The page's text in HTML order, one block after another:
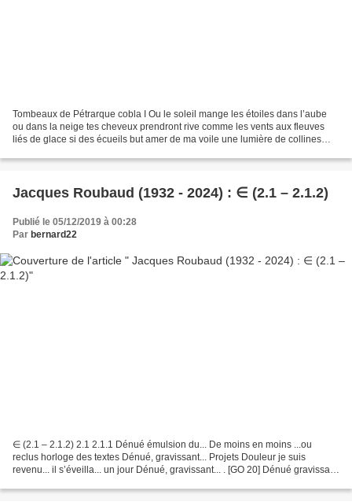
Tombeaux de Pétrarque cobla I Ou le soleil mange les étoiles dans l’aube
ou dans la neige tes cheveux prendront rive comme les vents aux fleuves
liés de glace si des écueils but amer de ma voile une lumière de collines
Jacques Roubaud (1932 - 2024) : ∈ (2.1 – 2.1.2)
Publié le 05/12/2019 à 00:28
Par bernard22
∈ (2.1 – 2.1.2) 2.1 2.1.1 Dénué émulsion du... De moins en moins ...ou
reclus horloge des textes Dénué, gravissant... Projets Douleur je suis
revenu... il s’éveilla... un jour Dénué, gravissant... . [GO 20] Dénué gravissant